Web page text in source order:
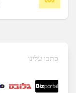
כתבו עלינו